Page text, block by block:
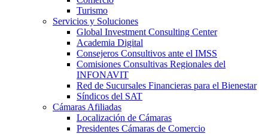
Turismo
Servicios y Soluciones
Global Investment Consulting Center
Academia Digital
Consejeros Consultivos ante el IMSS
Comisiones Consultivas Regionales del
INFONAVIT
Red de Sucursales Financieras para el Bienestar
Síndicos del SAT
Cámaras Afiliadas
Localización de Cámaras
Presidentes Cámaras de Comercio